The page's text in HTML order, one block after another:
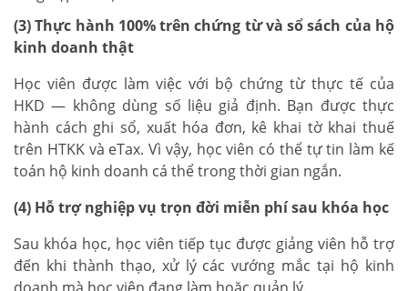
(3) Thực hành 100% trên chứng từ và sổ sách của hộ
kinh doanh thật
Học viên được làm việc với bộ chứng từ thực tế của
HKD — không dùng số liệu giả định. Bạn được thực
hành cách ghi sổ, xuất hóa đơn, kê khai tờ khai thuế
trên HTKK và eTax. Vì vậy, học viên có thể tự tin làm kế
toán hộ kinh doanh cá thể trong thời gian ngắn.
(4) Hỗ trợ nghiệp vụ trọn đời miễn phí sau khóa học
Sau khóa học, học viên tiếp tục được giảng viên hỗ trợ
đến khi thành thạo, xử lý các vướng mắc tại hộ kinh